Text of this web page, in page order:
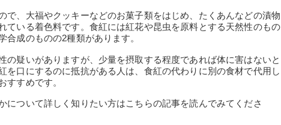
で、大福やクッキーなどのお菓子類をはじめ、たくあんなどの漬物
ている着色料です。食紅には紅花や昆虫を原料とする天然性のもの
合成のものの2種類があります。
の疑いがありますが、少量を摂取する程度であれば体に害はないと
を口にするのに抵抗がある人は、食紅の代わりに別の食材で代用し
すすめです。
について詳しく知りたい方はこちらの記事を読んでみてくださ